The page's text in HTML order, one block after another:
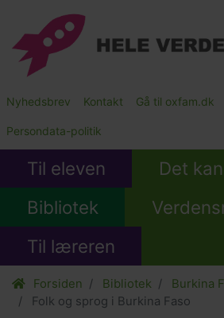
Main
Submenu
Nyhedsbrev Kontakt Gå til oxfam.dk
Persondata-politik
Til eleven
Det
Bibliotek
Til læreren
Forsiden Bibliotek
Burkina
Folk og sprog i Burkina Faso